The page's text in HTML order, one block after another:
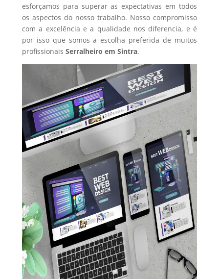
esforçamos para superar as expectativas em todos
os aspectos do nosso trabalho. Nosso compromisso
com a excelência e a qualidade nos diferencia, e é
por isso que somos a escolha preferida de muitos
profissionais Serralheiro em Sintra.